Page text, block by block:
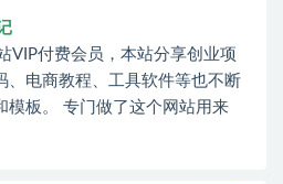
VIP付费会员，本站分享创业项
、电商教程、工具软件等也不断
模板。 专门做了这个网站用来